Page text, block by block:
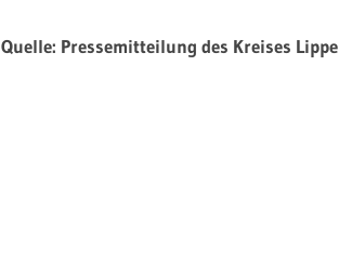
Quelle: Pressemitteilung des Kreises Lippe